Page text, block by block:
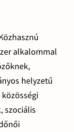
alkalommal
helyzetű
szociális